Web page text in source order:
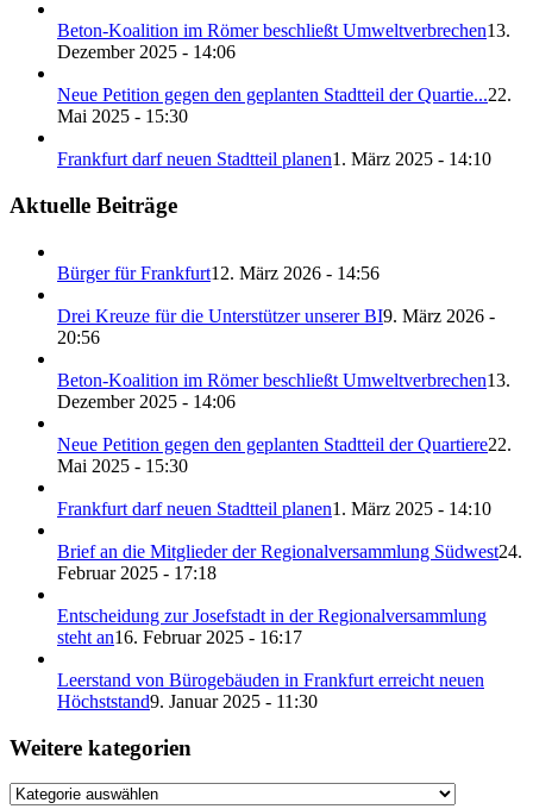
Beton-Koalition im Römer beschließt Umweltverbrechen13.
Dezember 2025 - 14:06
Neue Petition gegen den geplanten Stadtteil der Quartie...22.
Mai 2025 - 15:30
Frankfurt darf neuen Stadtteil planen1. März 2025 - 14:10
Aktuelle Beiträge
Bürger für Frankfurt12. März 2026 - 14:56
Drei Kreuze für die Unterstützer unserer BI9. März 2026 -
20:56
Beton-Koalition im Römer beschließt Umweltverbrechen13.
Dezember 2025 - 14:06
Neue Petition gegen den geplanten Stadtteil der Quartiere22.
Mai 2025 - 15:30
Frankfurt darf neuen Stadtteil planen1. März 2025 - 14:10
Brief an die Mitglieder der Regionalversammlung Südwest24.
Februar 2025 - 17:18
Entscheidung zur Josefstadt in der Regionalversammlung
steht an16. Februar 2025 - 16:17
Leerstand von Bürogebäuden in Frankfurt erreicht neuen
Höchststand9. Januar 2025 - 11:30
Weitere kategorien
Weitere